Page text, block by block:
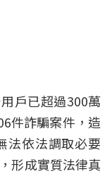
戶已超過300萬
件詐騙案件，造
法依法調取必要
形成實質法律真